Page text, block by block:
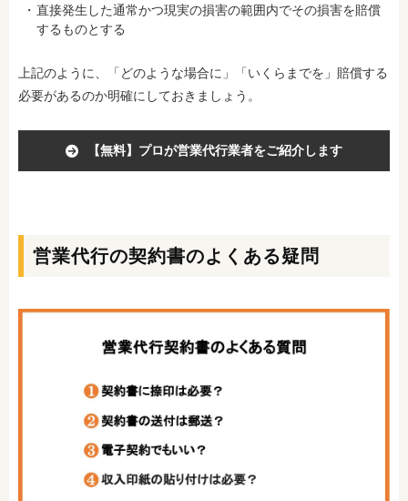
直接発生した通常かつ現実の損害の範囲内でその損害を賠償
するものとする
上記のように、「どのような場合に」「いくらまでを」賠償する
必要があるのか明確にしておきましょう。
【無料】プロが営業代行業者をご紹介します
営業代行の契約書のよくある疑問